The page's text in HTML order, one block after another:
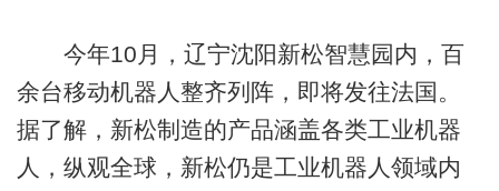
今年10月，辽宁沈阳新松智慧园内，百
余台移动机器人整齐列阵，即将发往法国。
据了解，新松制造的产品涵盖各类工业机器
人，纵观全球，新松仍是工业机器人领域内